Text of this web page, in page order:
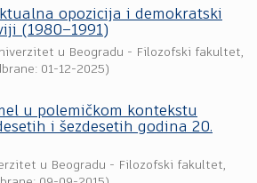
opozicija i demokratski
(1980–1991)
u Beogradu - Filozofski fakultet,
01-12-2025)
u polemičkom kontekstu
i šezdesetih godina 20.
u Beogradu - Filozofski fakultet,